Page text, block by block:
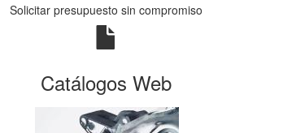
Solicitar presupuesto sin compromiso
Catálogos Web